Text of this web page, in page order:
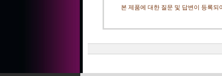
본 제품에 대한 질문 및 답변이 등록되